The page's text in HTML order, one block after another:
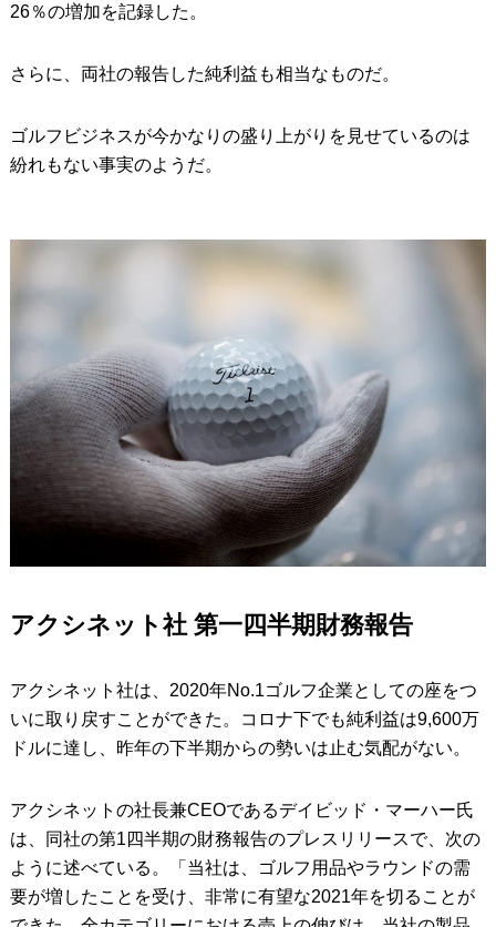
26％の増加を記録した。
さらに、両社の報告した純利益も相当なものだ。
ゴルフビジネスが今かなりの盛り上がりを見せているのは
紛れもない事実のようだ。
アクシネット社 第一四半期財務報告
アクシネット社は、2020年No.1ゴルフ企業としての座をつ
いに取り戻すことができた。コロナ下でも純利益は9,600万
ドルに達し、昨年の下半期からの勢いは止む気配がない。
アクシネットの社長兼CEOであるデイビッド・マーハー氏
は、同社の第1四半期の財務報告のプレスリリースで、次の
ように述べている。「当社は、ゴルフ用品やラウンドの需
要が増したことを受け、非常に有望な2021年を切ることが